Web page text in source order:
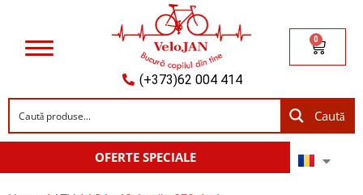
(+373)62 004 414
0
Caută
OFERTE SPECIALE